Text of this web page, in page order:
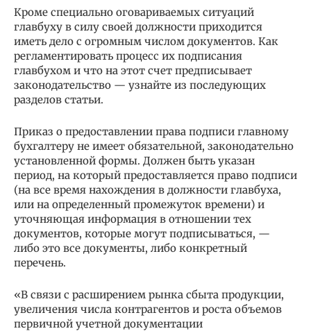
Кроме специально оговариваемых ситуаций
главбуху в силу своей должности приходится
иметь дело с огромным числом документов. Как
регламентировать процесс их подписания
главбухом и что на этот счет предписывает
законодательство — узнайте из последующих
разделов статьи.
Приказ о предоставлении права подписи главному
бухгалтеру не имеет обязательной, законодательно
установленной формы. Должен быть указан
период, на который предоставляется право подписи
(на все время нахождения в должности главбуха,
или на определенный промежуток времени) и
уточняющая информация в отношении тех
документов, которые могут подписываться, —
либо это все документы, либо конкретный
перечень.
«В связи с расширением рынка сбыта продукции,
увеличения числа контрагентов и роста объемов
первичной учетной документации